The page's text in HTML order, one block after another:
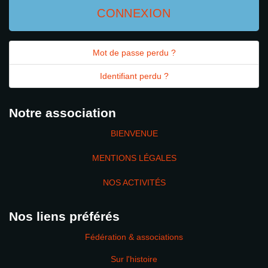
CONNEXION
Mot de passe perdu ?
Identifiant perdu ?
Notre association
BIENVENUE
MENTIONS LÉGALES
NOS ACTIVITÉS
Nos liens préférés
Fédération & associations
Sur l'histoire